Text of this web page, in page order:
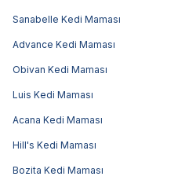
Sanabelle Kedi Maması
Advance Kedi Maması
Obivan Kedi Maması
Luis Kedi Maması
Acana Kedi Maması
Hill's Kedi Maması
Bozita Kedi Maması